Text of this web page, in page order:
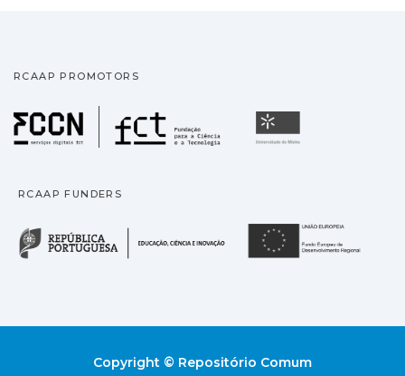
RCAAP PROMOTORS
Fundação para a
RCAAP FUNDERS
República Portuguesa
Copyright © Repositório Comum